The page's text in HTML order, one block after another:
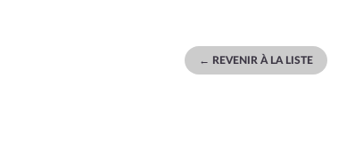
← REVENIR À LA LISTE